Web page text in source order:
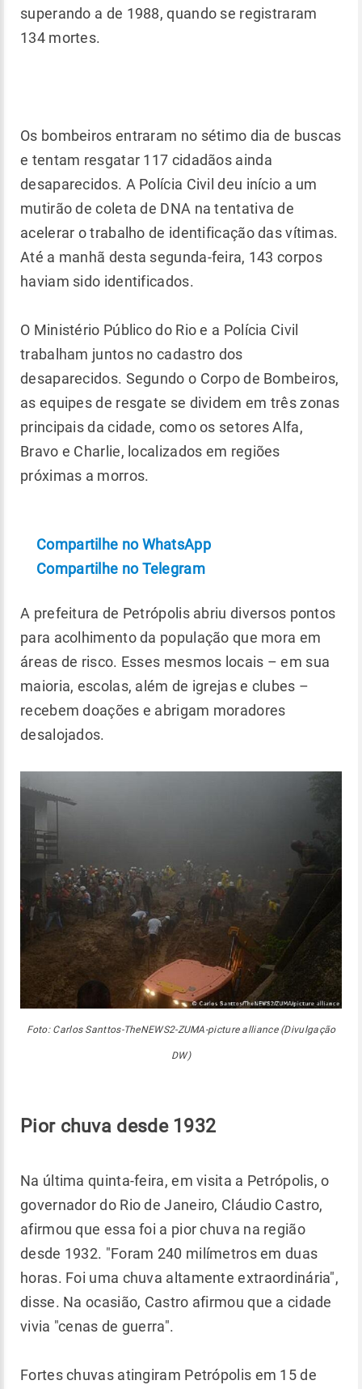
superando a de 1988, quando se registraram
134 mortes.
Os bombeiros entraram no sétimo dia de buscas
e tentam resgatar 117 cidadãos ainda
desaparecidos. A Polícia Civil deu início a um
mutirão de coleta de DNA na tentativa de
acelerar o trabalho de identificação das vítimas.
Até a manhã desta segunda-feira, 143 corpos
haviam sido identificados.
O Ministério Público do Rio e a Polícia Civil
trabalham juntos no cadastro dos
desaparecidos. Segundo o Corpo de Bombeiros,
as equipes de resgate se dividem em três zonas
principais da cidade, como os setores Alfa,
Bravo e Charlie, localizados em regiões
próximas a morros.
Compartilhe no WhatsApp
Compartilhe no Telegram
A prefeitura de Petrópolis abriu diversos pontos
para acolhimento da população que mora em
áreas de risco. Esses mesmos locais – em sua
maioria, escolas, além de igrejas e clubes –
recebem doações e abrigam moradores
desalojados.
Foto: Carlos Santtos-TheNEWS2-ZUMA-picture alliance (Divulgação
DW)
Pior chuva desde 1932
Na última quinta-feira, em visita a Petrópolis, o
governador do Rio de Janeiro, Cláudio Castro,
afirmou que essa foi a pior chuva na região
desde 1932. "Foram 240 milímetros em duas
horas. Foi uma chuva altamente extraordinária",
disse. Na ocasião, Castro afirmou que a cidade
vivia "cenas de guerra".
Fortes chuvas atingiram Petrópolis em 15 de